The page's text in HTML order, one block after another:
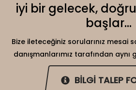
iyi bir gelecek,
başlar...
Bize ileteceğiniz sorularınız mesai
danışmanlarımız tarafından aynı
BİLGİ TALEP